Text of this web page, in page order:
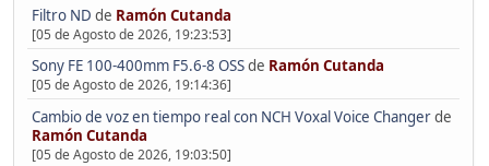
Filtro ND de Ramón Cutanda
[05 de Agosto de 2026, 19:23:53]
Sony FE 100-400mm F5.6-8 OSSde Ramón Cutanda
[05 de Agosto de 2026, 19:14:36]
Cambio de voz en tiempo real con NCH Voxal Voice Changerde
Ramón Cutanda
[05 de Agosto de 2026, 19:03:50]